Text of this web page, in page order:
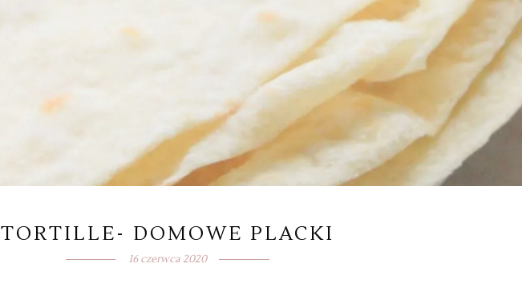
TORTILLE- DOMOWE PLACKI
16 czerwca 2020